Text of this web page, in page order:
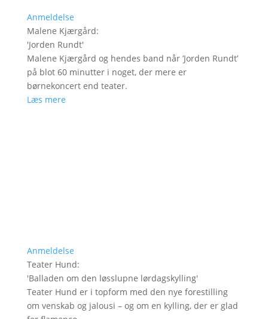
Anmeldelse
Malene Kjærgård:
'Jorden Rundt'
Malene Kjærgård og hendes band når ’Jorden Rundt’
på blot 60 minutter i noget, der mere er
børnekoncert end teater.
Læs mere
Anmeldelse
Teater Hund:
'Balladen om den løsslupne lørdagskylling'
Teater Hund er i topform med den nye forestilling
om venskab og jalousi – og om en kylling, der er glad